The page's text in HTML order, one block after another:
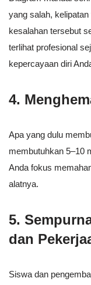
yang salah,
kesalahan tersebut
terlihat profesional
kepercayaan diri
4.
Apa yang dulu
membutuhkan 5–10
Anda fokus
alatnya.
5.
dan
Siswa dan